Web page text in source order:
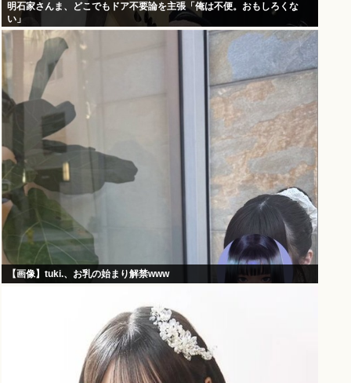
明石家さんま、どこでもドア不要論を主張「俺は不便。おもしろくな
い」
【画像】tuki.、お乳の始まり解禁www